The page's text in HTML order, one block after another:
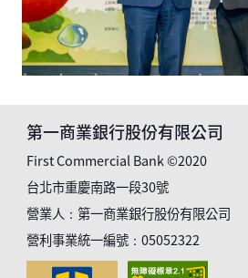
第一商業銀行股份有限公司
First Commercial Bank ©2020
台北市重慶南路一段30號
營業人：第一商業銀行股份有限公司
營利事業統一編號：05052322